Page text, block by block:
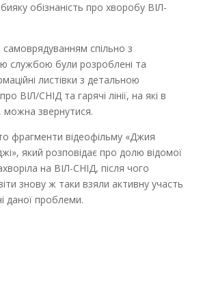
обізнаність про хворобу ВІЛ-
самоврядуванням спільно з
службою були розроблені та
листівки з детальною
ВІЛ/СНІД та гарячі лінії, на які в
можна звернутися.
фрагменти відеофільму «Джия
який розповідає про долю відомої
на ВІЛ-СНІД, після чого
знову ж таки взяли активну участь
даної проблеми.